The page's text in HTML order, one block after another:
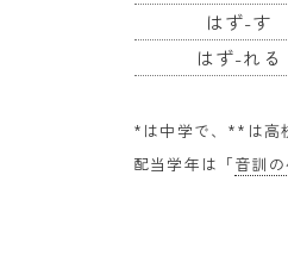
はず-す
はず-れる
*は中学で、**は高
配当学年は「音訓